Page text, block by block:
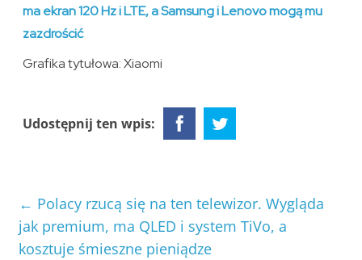
ma ekran 120 Hz i LTE, a Samsung i Lenovo mogą mu
zazdrościć
Grafika tytułowa: Xiaomi
Udostępnij ten wpis:
← Polacy rzucą się na ten telewizor. Wygląda
jak premium, ma QLED i system TiVo, a
kosztuje śmieszne pieniądze